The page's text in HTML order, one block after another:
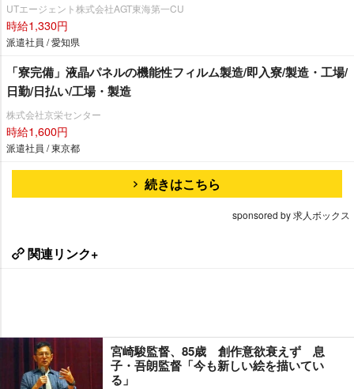
UTエージェント株式会社AGT東海第一CU
時給1,330円
派遣社員 / 愛知県
「寮完備」液晶パネルの機能性フィルム製造/即入寮/製造・工場/
日勤/日払い/工場・製造
株式会社京栄センター
時給1,600円
派遣社員 / 東京都
続きはこちら
sponsored by 求人ボックス
関連リンク+
宮崎駿監督、85歳 創作意欲衰えず 息
子・吾朗監督「今も新しい絵を描いてい
る」